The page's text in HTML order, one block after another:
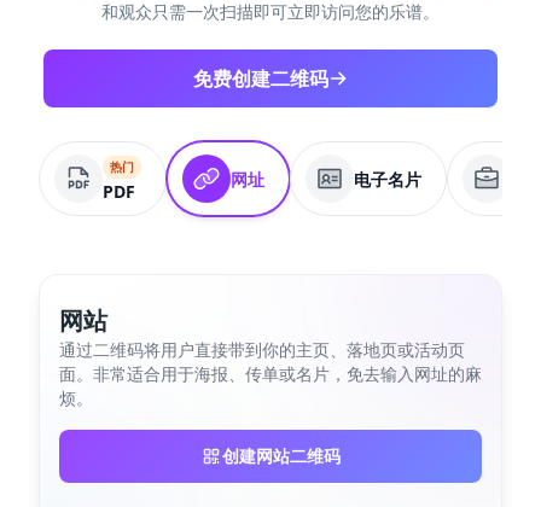
和观众只需一次扫描即可立即访问您的乐谱。
免费创建二维码
热门
PDF
网址 电子名片
网站
通过二维码将用户直接带到你的主页、落地页或活动页
面。非常适合用于海报、传单或名片，免去输入网址的麻
烦。
创建网站二维码